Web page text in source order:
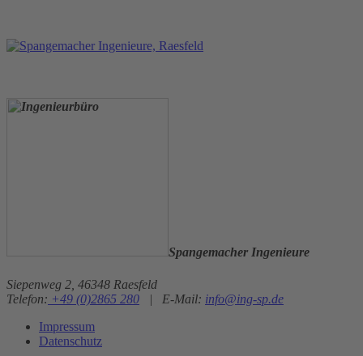
Spangemacher Ingenieure
Siepenweg 2, 46348 Raesfeld
Telefon: +49 (0)2865 280 | E-Mail: info@ing-sp.de
Impressum
Datenschutz